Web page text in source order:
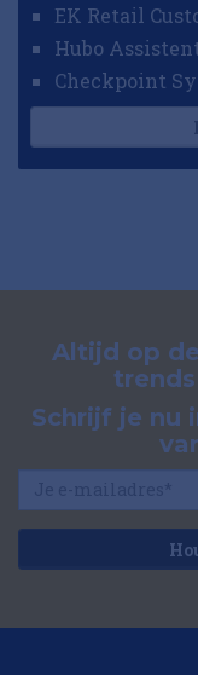
EK Retail
Hubo
Altijd op
Schrijf je nu